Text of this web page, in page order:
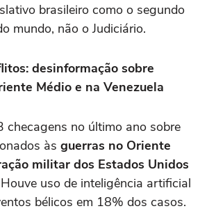
brasileiro como o segundo
mundo, não o Judiciário.
desinformação sobre
Médio e na Venezuela
checagens no último ano sobre
às guerras no Oriente
militar dos Estados Unidos
uso de inteligência artificial
bélicos em 18% dos casos.